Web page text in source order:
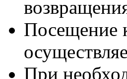
Посещение
При